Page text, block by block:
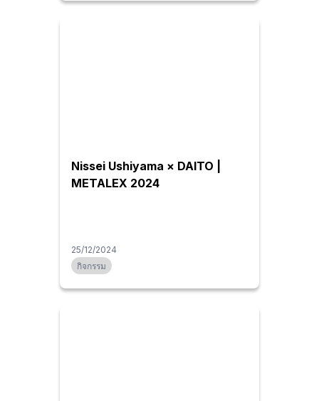
Nissei Ushiyama × DAITO |
METALEX 2024
25/12/2024
กิจกรรม